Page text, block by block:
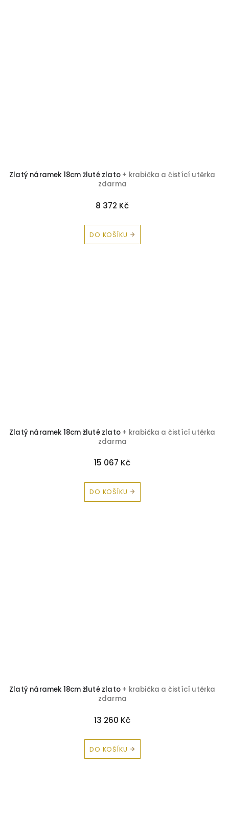
Zlatý náramek 18cm žluté zlato + krabička a čistící utěrka
zdarma
8 372 Kč
DO KOŠÍKU
Zlatý náramek 18cm žluté zlato + krabička a čistící utěrka
zdarma
15 067 Kč
DO KOŠÍKU
Zlatý náramek 18cm žluté zlato + krabička a čistící utěrka
zdarma
13 260 Kč
DO KOŠÍKU